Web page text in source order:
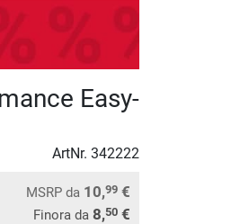
Easy-
ArtNr. 342222
MSRP da 10,99 €
Finora da 8,50 €